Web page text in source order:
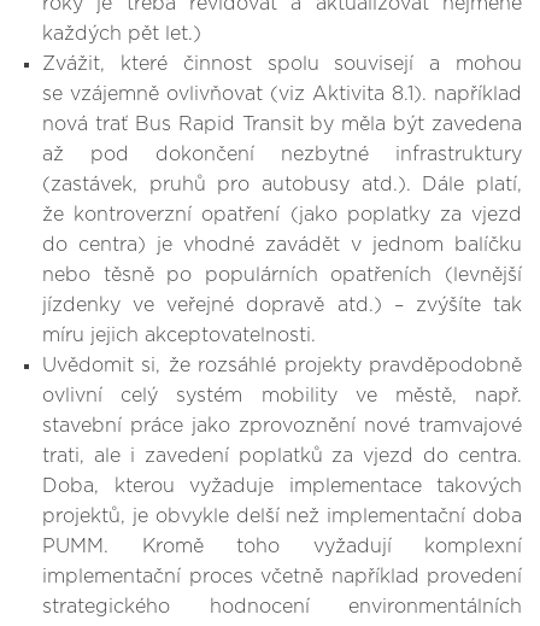
každých pět let.)
Zvážit, které činnost spolu souvisejí a mohou
se vzájemně ovlivňovat (viz Aktivita 8.1). například
nová trať Bus Rapid Transit by měla být zavedena
až pod dokončení nezbytné infrastruktury
(zastávek, pruhů pro autobusy atd.). Dále platí,
že kontroverzní opatření (jako poplatky za vjezd
do centra) je vhodné zavádět v jednom balíčku
nebo těsně po populárních opatřeních (levnější
jízdenky ve veřejné dopravě atd.) – zvýšíte tak
míru jejich akceptovatelnosti.
Uvědomit si, že rozsáhlé projekty pravděpodobně
ovlivní celý systém mobility ve městě, např.
stavební práce jako zprovoznění nové tramvajové
trati, ale i zavedení poplatků za vjezd do centra.
Doba, kterou vyžaduje implementace takových
projektů, je obvykle delší než implementační doba
PUMM. Kromě toho vyžadují komplexní
implementační proces včetně například provedení
strategického hodnocení environmentálních